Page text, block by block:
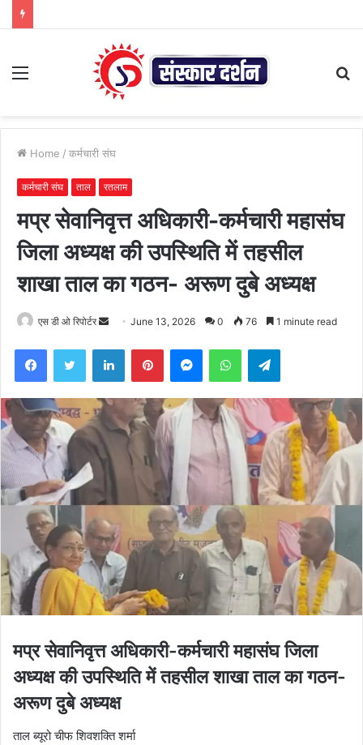
Menu
Home / कर्मचारी संघ
कर्मचारी संघ ताल रतलाम
मप्र सेवानिवृत्त अधिकारी-कर्मचारी महासंघ
जिला अध्यक्ष की उपस्थिति में तहसील
शाखा ताल का गठन- अरूण दुबे अध्यक्ष
एस डी ओ रिपोर्टर
Send June 13, 2026 0 76 1 minute read
FacebookTwitter LinkedInPinterestMessengerWhatsAppTelegram
मप्र सेवानिवृत्त अधिकारी-कर्मचारी महासंघ जिला
अध्यक्ष की उपस्थिति में तहसील शाखा ताल का गठन-
अरूण दुबे अध्यक्ष
ताल ब्यूरो चीफ शिवशक्ति शर्मा